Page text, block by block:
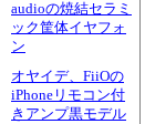
audioの焼結セラミ
ック筐体イヤフォ
ン
オヤイデ、FiiOの
iPhoneリモコン付
きアンプ黒モデル